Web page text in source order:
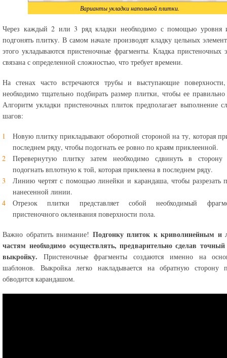
Варианты укладки напольной плитки.
Через каждый 2 или 3 ряд кладки необходимо с помощью уровня
подгонять плитку. В самом начале производят кладку цельных
этого укладываются пристеночные фрагменты. Кладка пристеночных
связана с определенной сложностью, что требует времени.
На стенах часто встречаются трубы и выступающие
необходимо тщательно подбирать размер плитки, чтобы ее правильно
Алгоритм укладки пристеночных плиток предполагает выполнение
шагов:
Новую плитку прикладывают оборотной стороной на ту, которая
последнем ряду, чтобы подогнать ее ровно по краям приклеенной.
Перевернутую плитку затем необходимо сдвинуть в
подогнать вплотную к той, которая приклеена в последнем ряду.
Линию чертят с помощью линейки и карандаша, чтобы разрезать
нанесенной линии.
Отрезок плитки представляет собой необходимый
пристеночного оклеивания поверхности пола.
Важно обратить внимание! Подгонку плиток к криволинейным и
частям необходимо осуществлять, предварительно сделав
выкройку. Пристеночные фрагменты создаются именно на
шаблонов. Выкройка легко накладывается на обратную сторону
обводится карандашом.